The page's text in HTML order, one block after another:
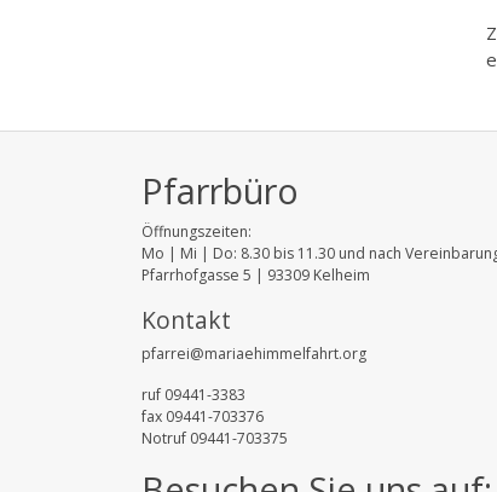
Pfarrbüro
Öffnungszeiten:
Mo | Mi | Do: 8.30 bis 11.30 und nach
Pfarrhofgasse 5 | 93309 Kelheim
Kontakt
pfarrei@mariaehimmelfahrt.org
ruf 09441-3383
fax 09441-703376
Notruf 09441-703375